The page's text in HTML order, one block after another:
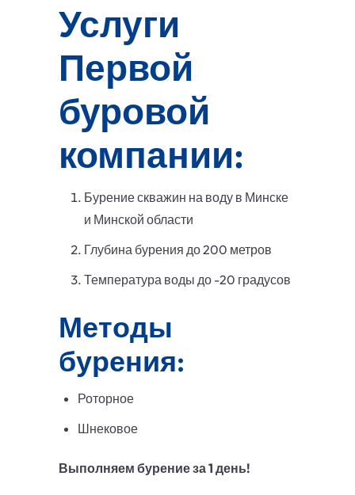
Услуги
Первой
буровой
компании:
Бурение скважин на воду в Минске
и Минской области
Глубина бурения до 200 метров
Температура воды до -20 градусов
Методы
бурения:
Роторное
Шнековое
Выполняем бурение за 1 день!